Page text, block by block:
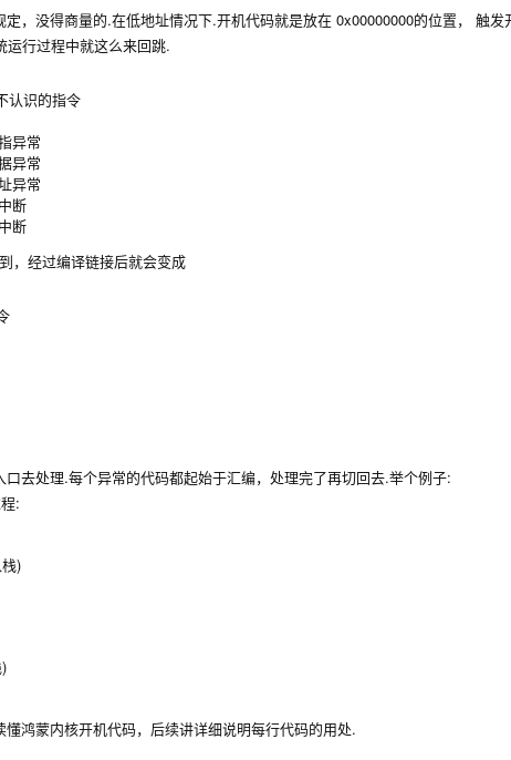
，没得商量的.在低地址情况下.开机代码就是放在 0x00000000的位置， 触发
运行过程中就这么来回跳.
，经过编译链接后就会变成
去处理.每个异常的代码都起始于汇编，处理完了再切回去.举个例子:
:
)
鸿蒙内核开机代码，后续讲详细说明每行代码的用处.